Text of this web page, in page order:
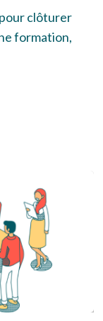
clôturer
formation,